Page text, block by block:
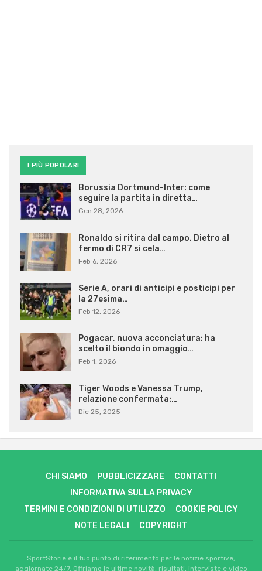
I PIÙ POPOLARI
Borussia Dortmund-Inter: come
seguire la partita in diretta…
Gen 28, 2026
Ronaldo si ritira dal campo. Dietro al
fermo di CR7 si cela…
Feb 6, 2026
Serie A, orari di anticipi e posticipi per
la 27esima…
Feb 12, 2026
Pogacar, nuova acconciatura: ha
scelto il biondo in omaggio…
Feb 1, 2026
Tiger Woods e Vanessa Trump,
relazione confermata:…
Dic 25, 2025
CHI SIAMO PUBBLICIZZARE
CONTATTI
INFORMATIVA SULLA PRIVACY
TERMINI E CONDIZIONI DI UTILIZZO
COOKIE POLICY
NOTE LEGALI
COPYRIGHT
SportStorie è il tuo punto di riferimento per le notizie sportive,
aggiornate 24/7. Offriamo le ultime novità, risultati, interviste e video